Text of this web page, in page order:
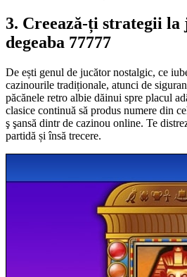
3. Creează-ți strategii la
degeaba 77777
De ești genul de jucător nostalgic, ce
cazinourile tradiționale, atunci de
păcănele retro albie dăinui spre placul
clasice continuă să produs numere din
ş şansă dintr de cazinou online. Te
partidă și însă trecere.